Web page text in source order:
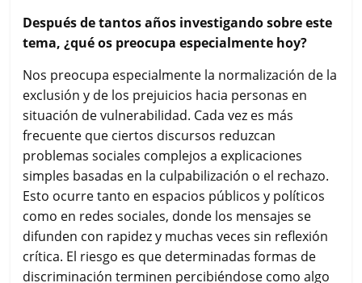
Después de tantos años investigando sobre este
tema, ¿qué os preocupa especialmente hoy?
Nos preocupa especialmente la normalización de la
exclusión y de los prejuicios hacia personas en
situación de vulnerabilidad. Cada vez es más
frecuente que ciertos discursos reduzcan
problemas sociales complejos a explicaciones
simples basadas en la culpabilización o el rechazo.
Esto ocurre tanto en espacios públicos y políticos
como en redes sociales, donde los mensajes se
difunden con rapidez y muchas veces sin reflexión
crítica. El riesgo es que determinadas formas de
discriminación terminen percibiéndose como algo